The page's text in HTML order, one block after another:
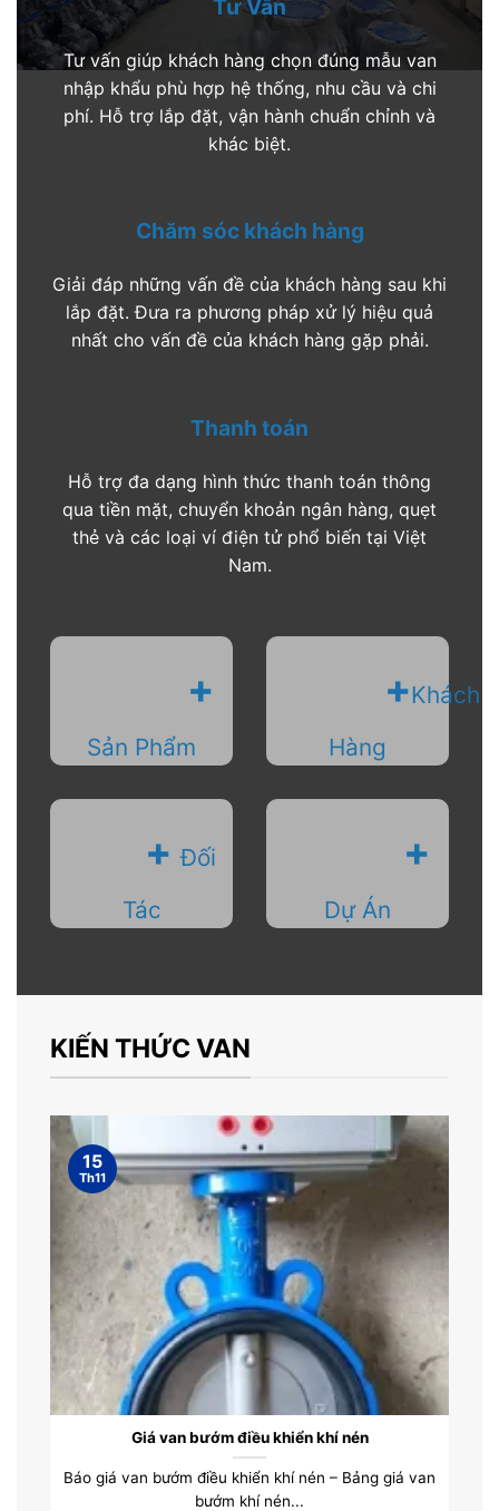
Tư Vấn
Tư vấn giúp khách hàng chọn đúng mẫu van
nhập khẩu phù hợp hệ thống, nhu cầu và chi
phí. Hỗ trợ lắp đặt, vận hành chuẩn chỉnh và
khác biệt.
Chăm sóc khách hàng
Giải đáp những vấn đề của khách hàng sau khi
lắp đặt. Đưa ra phương pháp xử lý hiệu quả
nhất cho vấn đề của khách hàng gặp phải.
Thanh toán
Hỗ trợ đa dạng hình thức thanh toán thông
qua tiền mặt, chuyển khoản ngân hàng, quẹt
thẻ và các loại ví điện tử phổ biến tại Việt
Nam.
+
Sản Phẩm
+Khách
Hàng
+Đối
Tác
+
Dự Án
KIẾN THỨC VAN
Giá van bướm điều khiển khí nén
Báo giá van bướm điều khiển khí nén – Bảng giá van
bướm khí nén...
15
Th11